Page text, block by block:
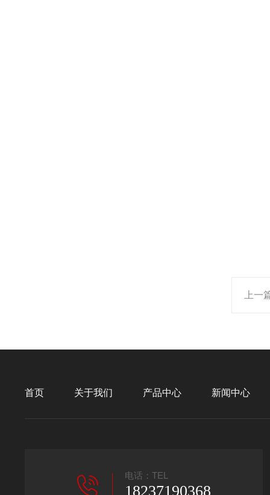
上一
首页 关于我们 产品中心 新闻中心
电话：TEL
18237190368